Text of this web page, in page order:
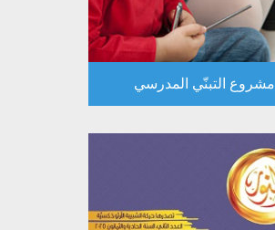
مشروع التبنّي المدرسي